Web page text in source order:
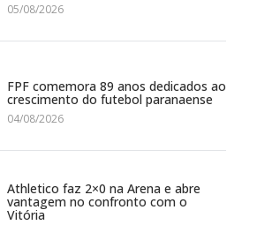
05/08/2026
FPF comemora 89 anos dedicados ao
crescimento do futebol paranaense
04/08/2026
Athletico faz 2×0 na Arena e abre
vantagem no confronto com o
Vitória